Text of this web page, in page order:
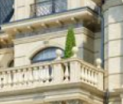
HƯỚNG)
THATCH